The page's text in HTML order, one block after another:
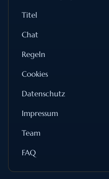
Titel
Chat
Regeln
Cookies
Datenschutz
Impressum
Team
FAQ